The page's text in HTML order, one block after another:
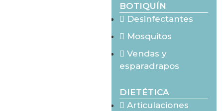
BOTIQUÍN
Desinfectantes
Mosquitos
Vendas y
esparadrapos
DIETÉTICA
Articulaciones